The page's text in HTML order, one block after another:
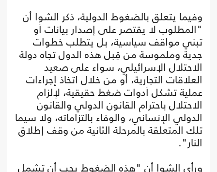
وفيما يتعلق بالضغوط الدولية، ذكر الشوا أن
"المطلوب لا يقتصر على إصدار بيانات أو
تبني مواقف سياسية، بل يتطلب خطوات
جدية وملموسة من قِبل هذه الدول تجاه دولة
الاحتلال الإسرائيلي، سواء على صعيد
العلاقات التجارية، أو من خلال اتخاذ إجراءات
عملية تشكل أدوات ضغط حقيقية، لإلزام
الاحتلال باحترام القانون الدولي والقانون
الدولي الإنساني، والوفاء بالتزاماته، ولا سيما
تلك المتعلقة بالمرحلة الثانية من وقف إطلاق
النار".
ورأى الشوا أن "هذه الضغوط يجب أن تشمل